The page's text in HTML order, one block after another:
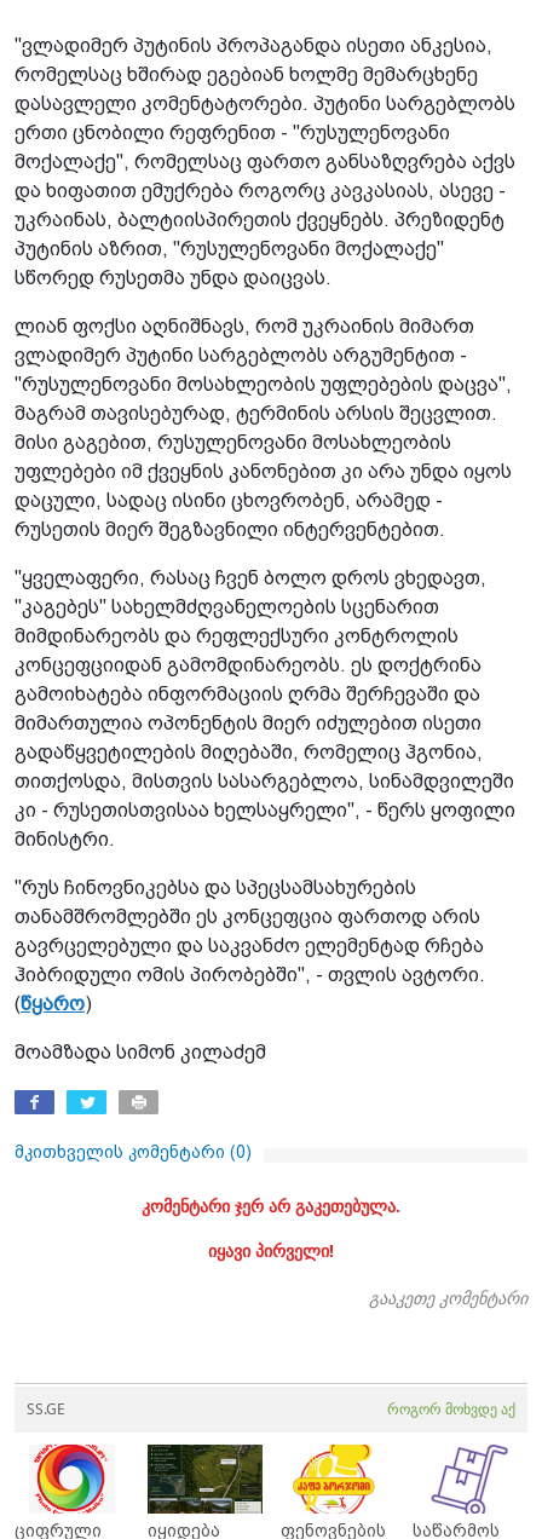
"ვლადიმერ პუტინის პროპაგანდა ისეთი ანკესია,
რომელსაც ხშირად ეგებიან ხოლმე მემარცხენე
დასავლელი კომენტატორები. პუტინი სარგებლობს
ერთი ცნობილი რეფრენით - "რუსულენოვანი
მოქალაქე", რომელსაც ფართო განსაზღვრება აქვს
და ხიფათით ემუქრება როგორც კავკასიას, ასევე -
უკრაინას, ბალტიისპირეთის ქვეყნებს. პრეზიდენტ
პუტინის აზრით, "რუსულენოვანი მოქალაქე"
სწორედ რუსეთმა უნდა დაიცვას.
ლიან ფოქსი აღნიშნავს, რომ უკრაინის მიმართ
ვლადიმერ პუტინი სარგებლობს არგუმენტით -
"რუსულენოვანი მოსახლეობის უფლებების დაცვა",
მაგრამ თავისებურად, ტერმინის არსის შეცვლით.
მისი გაგებით, რუსულენოვანი მოსახლეობის
უფლებები იმ ქვეყნის კანონებით კი არა უნდა იყოს
დაცული, სადაც ისინი ცხოვრობენ, არამედ -
რუსეთის მიერ შეგზავნილი ინტერვენტებით.
"ყველაფერი, რასაც ჩვენ ბოლო დროს ვხედავთ,
"კაგებეს" სახელმძღვანელოების სცენარით
მიმდინარეობს და რეფლექსური კონტროლის
კონცეფციიდან გამომდინარეობს. ეს დოქტრინა
გამოიხატება ინფორმაციის ღრმა შერჩევაში და
მიმართულია ოპონენტის მიერ იძულებით ისეთი
გადაწყვეტილების მიღებაში, რომელიც ჰგონია,
თითქოსდა, მისთვის სასარგებლოა, სინამდვილეში
კი - რუსეთისთვისაა ხელსაყრელი", - წერს ყოფილი
მინისტრი.
"რუს ჩინოვნიკებსა და სპეცსამსახურების
თანამშრომლებში ეს კონცეფცია ფართოდ არის
გავრცელებული და საკვანძო ელემენტად რჩება
ჰიბრიდული ომის პირობებში", - თვლის ავტორი.
(წყარო)
მოამზადა სიმონ კილაძემ
მკითხველის კომენტარი (0)
კომენტარი ჯერ არ გაკეთებულა.
იყავი პირველი!
გააკეთე კომენტარი
SS.GE როგორ მოხვდე აქ
ციფრული
იყიდება
ფენოვნების
საწარმოს